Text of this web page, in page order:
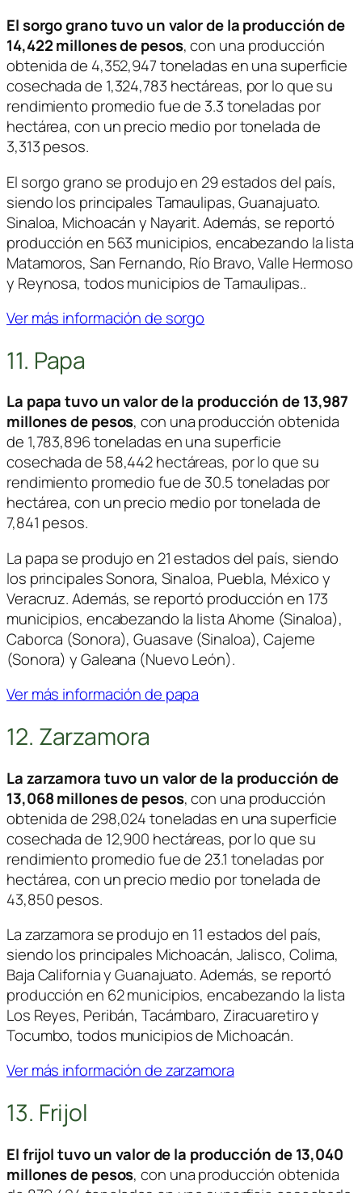
El sorgo grano tuvo un valor de la producción de
14,422 millones de pesos, con una producción
obtenida de 4,352,947 toneladas en una superficie
cosechada de 1,324,783 hectáreas, por lo que su
rendimiento promedio fue de 3.3 toneladas por
hectárea, con un precio medio por tonelada de
3,313 pesos.
El sorgo grano se produjo en 29 estados del país,
siendo los principales Tamaulipas, Guanajuato.
Sinaloa, Michoacán y Nayarit. Además, se reportó
producción en 563 municipios, encabezando la lista
Matamoros, San Fernando, Río Bravo, Valle Hermoso
y Reynosa, todos municipios de Tamaulipas..
Ver más información de sorgo
11. Papa
La papa tuvo un valor de la producción de 13,987
millones de pesos, con una producción obtenida
de 1,783,896 toneladas en una superficie
cosechada de 58,442 hectáreas, por lo que su
rendimiento promedio fue de 30.5 toneladas por
hectárea, con un precio medio por tonelada de
7,841 pesos.
La papa se produjo en 21 estados del país, siendo
los principales Sonora, Sinaloa, Puebla, México y
Veracruz. Además, se reportó producción en 173
municipios, encabezando la lista Ahome (Sinaloa),
Caborca (Sonora), Guasave (Sinaloa), Cajeme
(Sonora) y Galeana (Nuevo León).
Ver más información de papa
12. Zarzamora
La zarzamora tuvo un valor de la producción de
13,068 millones de pesos, con una producción
obtenida de 298,024 toneladas en una superficie
cosechada de 12,900 hectáreas, por lo que su
rendimiento promedio fue de 23.1 toneladas por
hectárea, con un precio medio por tonelada de
43,850 pesos.
La zarzamora se produjo en 11 estados del país,
siendo los principales Michoacán, Jalisco, Colima,
Baja California y Guanajuato. Además, se reportó
producción en 62 municipios, encabezando la lista
Los Reyes, Peribán, Tacámbaro, Ziracuaretiro y
Tocumbo, todos municipios de Michoacán.
Ver más información de zarzamora
13. Frijol
El frijol tuvo un valor de la producción de 13,040
millones de pesos, con una producción obtenida